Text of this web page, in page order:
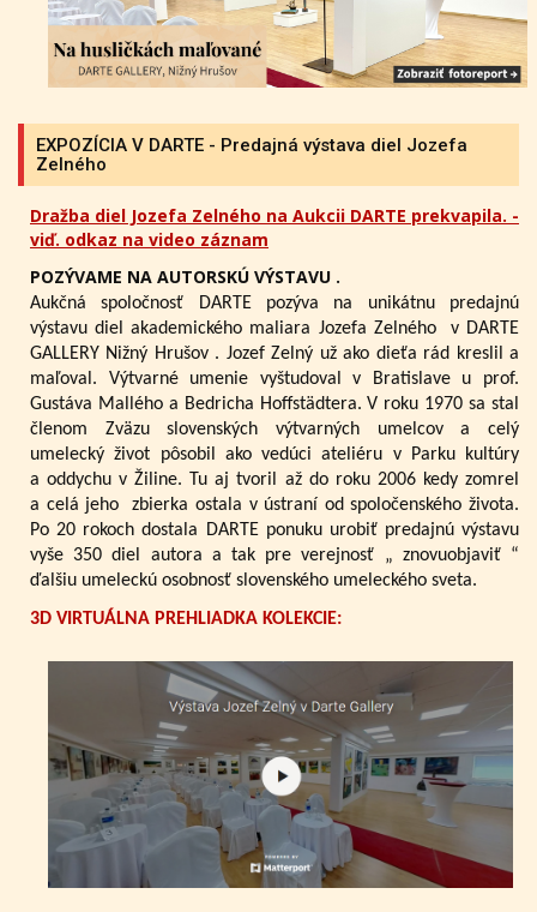
EXPOZÍCIA V DARTE - Predajná výstava diel Jozefa
Zelného
Dražba diel Jozefa Zelného na Aukcii DARTE prekvapila. -
viď. odkaz na video záznam
POZÝVAME NA AUTORSKÚ VÝSTAVU .
Aukčná spoločnosť DARTE pozýva na unikátnu predajnú
výstavu diel akademického maliara Jozefa Zelného
v DARTE
GALLERY Nižný Hrušov . Jozef Zelný už ako dieťa rád kreslil a
maľoval. Výtvarné umenie vyštudoval v Bratislave u prof.
Gustáva Mallého a Bedricha Hoffstädtera. V roku 1970 sa stal
členom Zväzu slovenských výtvarných umelcov a celý
umelecký život pôsobil ako vedúci ateliéru v Parku kultúry
a oddychu v Žiline. Tu aj tvoril až do roku 2006 kedy zomrel
a celá jeho zbierka ostala v ústraní od spoločenského života.
Po 20 rokoch dostala DARTE ponuku urobiť predajnú výstavu
vyše 350 diel autora a tak pre verejnosť „ znovuobjaviť “
ďalšiu umeleckú osobnosť slovenského umeleckého sveta.
3D VIRTUÁLNA PREHLIADKA KOLEKCIE: